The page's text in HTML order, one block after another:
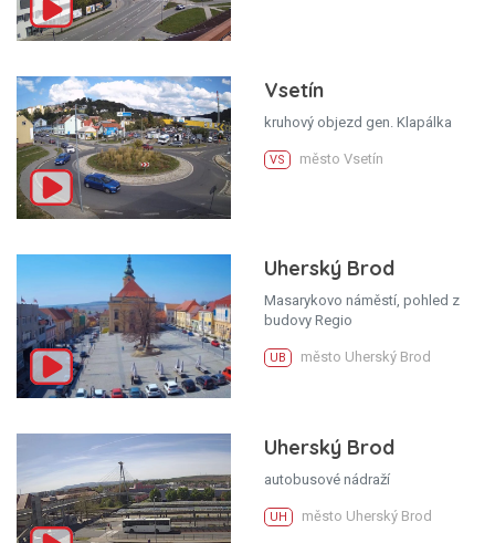
Vsetín
kruhový objezd gen. Klapálka
VS město Vsetín
Uherský Brod
Masarykovo náměstí, pohled z
budovy Regio
UB město Uherský Brod
Uherský Brod
autobusové nádraží
UH město Uherský Brod